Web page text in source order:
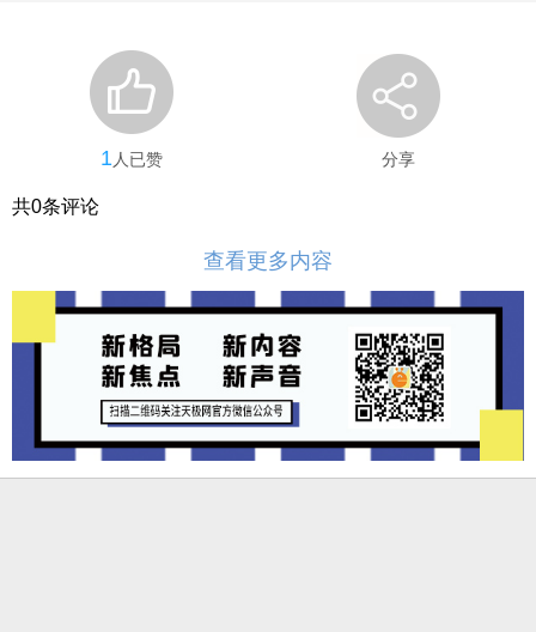
1 人已赞 分享
共0条评论
查看更多内容